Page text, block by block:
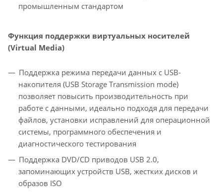
промышленным стандартом
Функция поддержки виртуальных носителей
(Virtual Media)
Поддержка режима передачи данных с USB-
накопителя (USB Storage Transmission mode)
позволяет повысить производительность при
работе с данными, идеально подходя для передачи
файлов, установки исправлений для операционной
системы, программного обеспечения и
диагностического тестирования
Поддержка DVD/CD приводов USB 2.0,
запоминающих устройств USB, жестких дисков и
образов ISO